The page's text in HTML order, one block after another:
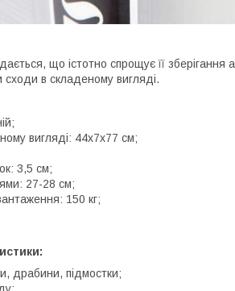
що істотно спрощує її
в складеному вигляді.
вигляді: 44х7х77 см;
3,5 см;
27-28 см;
150 кг;
драбини, підмостки;